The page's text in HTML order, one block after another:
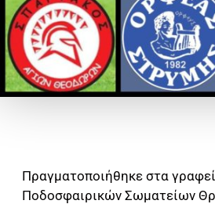
Πραγματοποιήθηκε στα
Ποδοσφαιρικών Σωματείων